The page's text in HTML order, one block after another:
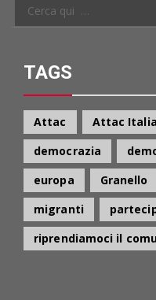
Cerca
TAGS
Attac Attac Italia
democrazia
europa
Granello
migranti
riprendiamoci il